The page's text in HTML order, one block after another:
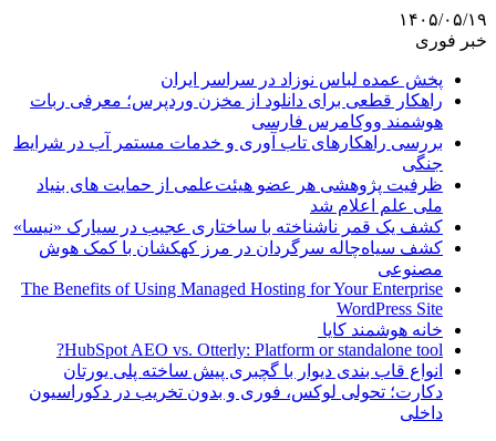
۱۴۰۵/۰۵/۱۹
خبر فوری
پخش عمده لباس نوزاد در سراسر ایران
راهکار قطعی برای دانلود از مخزن وردپرس؛ معرفی ربات
هوشمند ووکامرس فارسی
بررسی راهکارهای تاب آوری و خدمات مستمر آب در شرایط
جنگی
ظرفیت پژوهشی هر عضو هیئت‌علمی از حمایت های بنیاد
ملی علم اعلام شد
کشف یک قمر ناشناخته با ساختاری عجیب در سیارک «نیسا»
کشف سیاه‌چاله سرگردان در مرز کهکشان با کمک هوش
مصنوعی
The Benefits of Using Managed Hosting for Your Enterprise
WordPress Site
خانه هوشمند کایا
HubSpot AEO vs. Otterly: Platform or standalone tool?
انواع قاب بندی دیوار با گچبری پیش ساخته پلی یورتان
دکارت؛ تحولی لوکس، فوری و بدون تخریب در دکوراسیون
داخلی